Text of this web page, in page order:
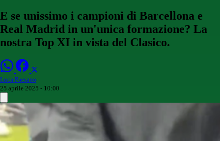
E se unissimo i campioni di Barcellona e
Real Madrid in un'unica formazione? La
nostra Top XI in vista del Clasico.
Luca Paesano
25 aprile 2025 - 10:00